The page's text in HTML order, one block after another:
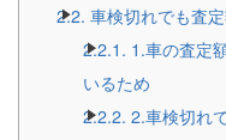
2.2. 車検切れでも査
2.2.1. 1.車の査定
いるため
2.2.2. 2.車検切れ